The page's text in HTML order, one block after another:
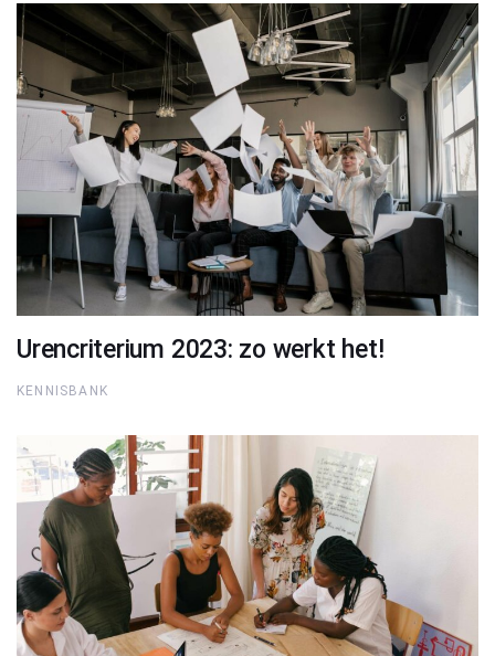
Urencriterium 2023: zo werkt het!
KENNISBANK